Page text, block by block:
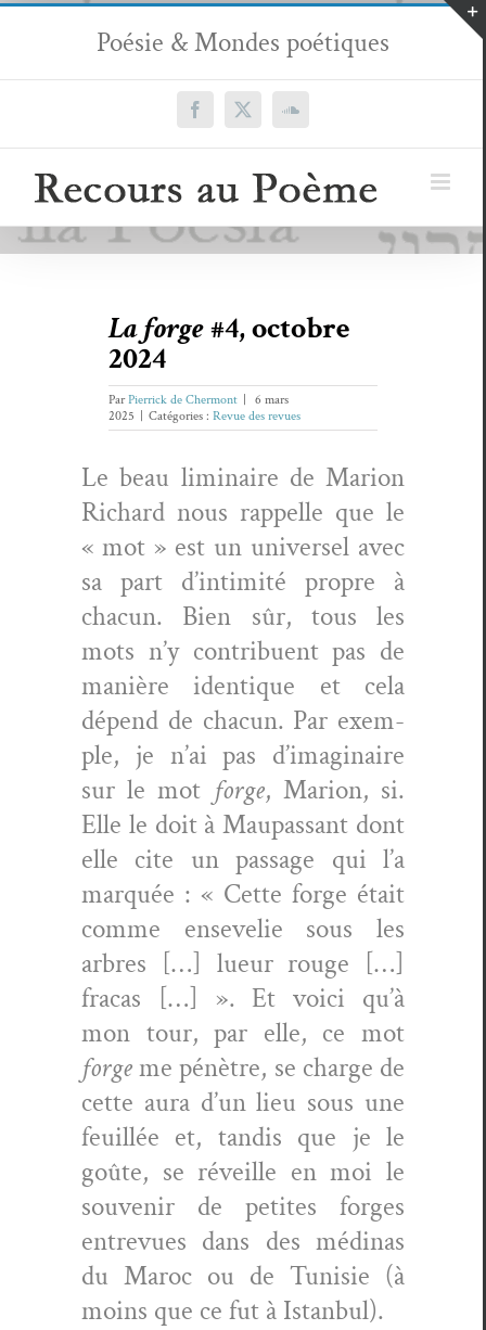
Passer
contenu
Poésie & Mondes poétiques
Facebook
X SoundCloud
La forge#4, octobre
2024
ParPierrick de Chermont
6 mars
2025
Catégories : Revue des revues
Le beau lim­i­naire de Mar­i­on
Richard nous rap­pelle que le
« mot » est un uni­versel avec
sa part d’intimité pro­pre à
cha­cun. Bien sûr, tous les
mots n’y con­tribuent pas de
manière iden­tique et cela
dépend de cha­cun. Par exem­
ple, je n’ai pas d’imaginaire
sur le mot forge, Mar­i­on, si.
Elle le doit à Mau­pas­sant dont
elle cite un pas­sage qui l’a
mar­quée : « Cette forge était
comme ensevelie sous les
arbres […] lueur rouge […]
fra­cas […] ». Et voici qu’à
mon tour, par elle, ce mot
forgeme pénètre, se charge de
cette aura d’un lieu sous une
feuil­lée et, tan­dis que je le
goûte, se réveille en moi le
sou­venir de petites forges
entre­vues dans des méd­i­nas
du Maroc ou de Tunisie (à
moins que ce fut à Istanbul).